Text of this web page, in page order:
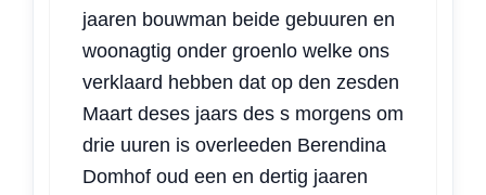
jaaren bouwman beide gebuuren en
woonagtig onder groenlo welke ons
verklaard hebben dat op den zesden
Maart deses jaars des s morgens om
drie uuren is overleeden Berendina
Domhof oud een en dertig jaaren